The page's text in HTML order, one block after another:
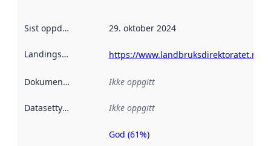
Sist oppdatert 29. oktober 2024
Landingsside https://www.landbruksdirektoratet.no/
Dokumentasjon Ikke oppgitt
Datasettype Ikke oppgitt
Metadatakvalitet
God (61%)